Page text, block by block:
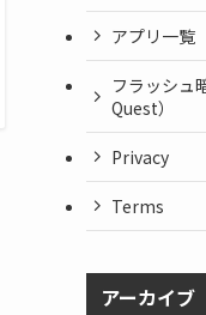
アプリ一覧
フラッシュ
Quest）
Privacy
Terms
アーカイブ